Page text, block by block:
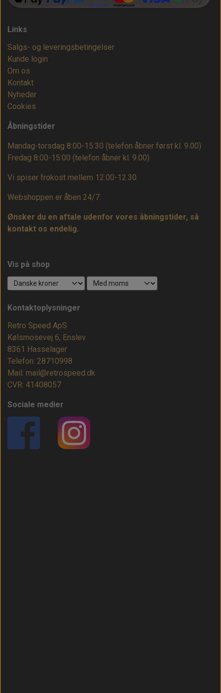
Links
Salgs- og leveringsbetingelser
Kunde login
Om os
Kontakt
Nyheder
Cookies
Åbningstider
Mandag-torsdag 8:00-15:30 (telefon åbner først kl. 9.00)
Fredag 8:00-15:00 (telefon åbner kl. 9.00)
Vi spiser frokost mellem 12.00-12.30.
Webshoppen er åben 24/7.
Ønsker du en aftale udenfor vores åbningstider, så
kontakt os endelig.
Vis på shop
Kontaktoplysninger
Retro Speed ApS
Kølsmosevej 6, Enslev
8361 Hasselager
Telefon: 28710998
Mail: mail@retrospeed.dk
CVR: 41408057
Sociale medier